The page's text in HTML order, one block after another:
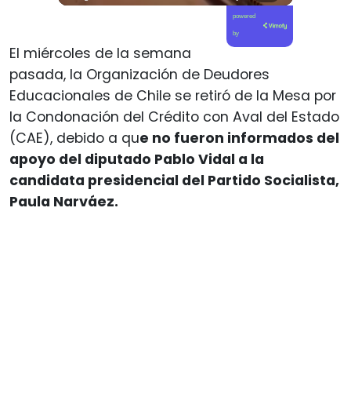
powered
by
El miércoles de la semana
pasada, la Organización de Deudores
Educacionales de Chile se retiró de la Mesa por
la Condonación del Crédito con Aval del Estado
(CAE), debido a que no fueron informados del
apoyo del diputado Pablo Vidal a la
candidata presidencial del Partido Socialista,
Paula Narváez.